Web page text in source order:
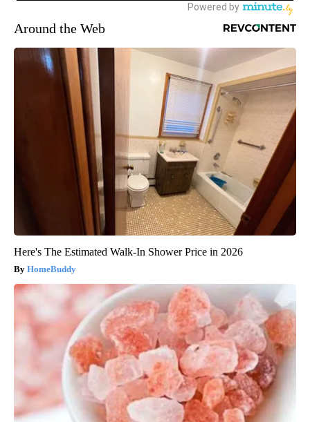
Around the Web
Here's The Estimated Walk-In Shower Price in 2026
HomeBuddy